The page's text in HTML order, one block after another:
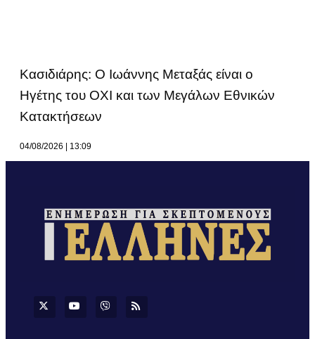
Κασιδιάρης: Ο Ιωάννης Μεταξάς είναι ο
Ηγέτης του ΟΧΙ και των Μεγάλων Εθνικών
Κατακτήσεων
04/08/2026 13:09